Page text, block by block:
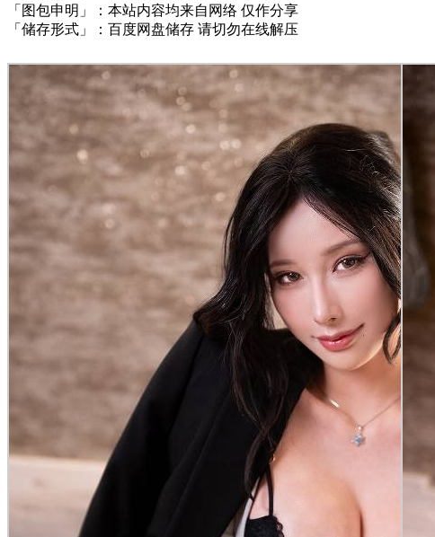
「图包申明」：本站内容均来自网络 仅作分享
「储存形式」：百度网盘储存 请切勿在线解压